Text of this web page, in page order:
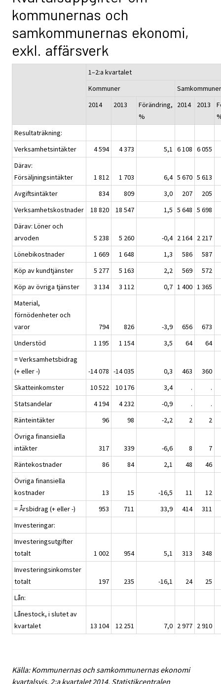
kommunernas och
samkommunernas ekonomi,
exkl. affärsverk
1–2:a kvartalet
Kommuner
Samkommuner
2014
2013
Förändring,
%
2014 2013
Resultaträkning:
Verksamhetsintäkter
4 594 4 373 5,1 6 108 6 055
Därav:
Försäljningsintäkter
1 812 1 703 6,4 5 670 5 613
Avgiftsintäkter
834 809 3,0 207
205
Verksamhetskostnader
18 820 18 547 1,5 5 648 5 698
Därav: Löner och
arvoden
5 238 5 260 -0,4 2 164 2 217
Lönebikostnader
1 669 1 648 1,3 586
587
Köp av kundtjänster
5 277 5 163 2,2 569
572
Köp av övriga tjänster
3 134 3 112 0,7 1 400 1 365
Material,
förnödenheter och
varor
794 826 -3,9 656
673
Understöd
1 195 1 154 3,5 64
64
= Verksamhetsbidrag
(+ eller -)
-14 078 -14 035 0,3 463
360
Skatteinkomster
10 522 10 176 3,4 .
.
Statsandelar
4 194 4 232 -0,9 .
.
Ränteintäkter
96 98 -2,2 2
2
Övriga finansiella
intäkter
317 339 -6,6 8
7
Räntekostnader
86 84 2,1 48
46
Övriga finansiella
kostnader
13 15 -16,5 11
12
= Årsbidrag (+ eller -)
953 711 33,9 414
311
Investeringar:
Investeringsutgifter
totalt
1 002 954 5,1 313
348
Investeringsinkomster
totalt
197 235 -16,1 24
25
Lån:
Lånestock, i slutet av
kvartalet
13 104 12 251 7,0 2 977 2 910
Källa: Kommunernas och samkommunernas ekonomi
kvartalsvis, 2:a kvartalet 2014, Statistikcentralen